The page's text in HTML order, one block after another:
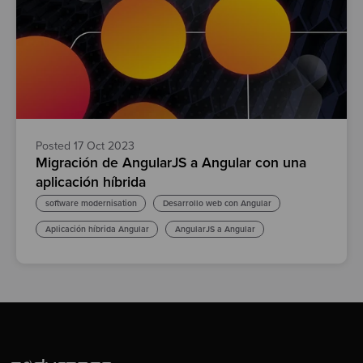
Test
Posted 17 Oct 2023
Migración de AngularJS a Angular con una
aplicación híbrida
software modernisation Desarrollo web con Angular
Aplicación híbrida Angular AngularJS a Angular